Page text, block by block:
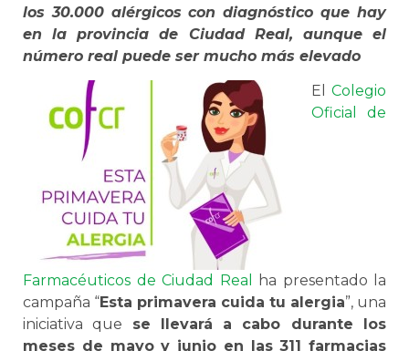
los 30.000 alérgicos con diagnóstico que hay
en la provincia de Ciudad Real, aunque el
número real puede ser mucho más elevado
El Colegio
Oficial de
Farmacéuticos de Ciudad Real
ha presentado la
campaña “Esta primavera cuida tu alergia”, una
iniciativa que se llevará a cabo durante los
meses de mayo y junio en las 311 farmacias